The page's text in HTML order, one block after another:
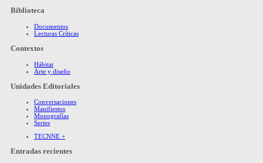
Biblioteca
Documentos
Lecturas Críticas
Contextos
Hábitat
Arte y diseño
Unidades Editoriales
Conversaciones
Manifiestos
Monografías
Series
TECNNE +
Entradas recientes